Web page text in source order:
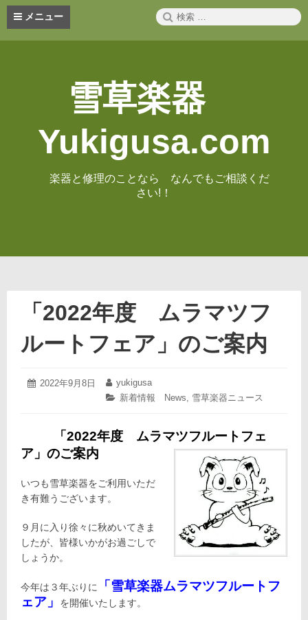
コ
メニュー
検
索:
雪草楽器
Yukigusa.com
楽器と修理のことなら なんでもご相談くだ
さい!！
「2022年度 ムラマツフ
ルートフェア」のご案内
投
2022年9月8日
2023
28
日
投
稿
yukigusa
カ
リ
新着情報 News, 雪草楽器ニュース
「 2022年度 ムラマツフルートフェ
ア」のご案内
いつも雪草楽器をご利用いただ
き有難うございます。
９月に入り徐々に秋めいてきま
したが、皆様いかがお過ごしで
しょうか。
今年は３年ぶりに
「雪草楽器ムラマツフルートフ
ェア」
を開催いたします。